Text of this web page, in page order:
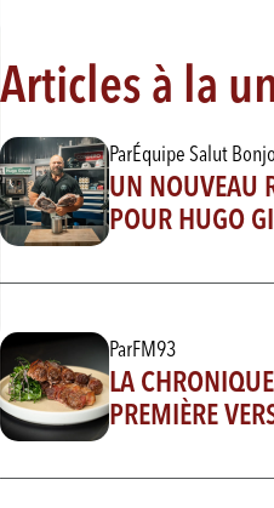
Articles à la
ParÉquipe Salut
UN NOUVEAU
POUR HUGO
ParFM93
LA
PREMIÈRE